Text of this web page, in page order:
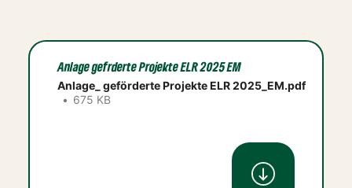
Anlage gefrderte Projekte ELR 2025 EM
Anlage_ geförderte Projekte ELR 2025_EM.pdf
675 KB